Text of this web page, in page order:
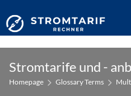
content
Stromtarife und -
Homepage Glossary Terms